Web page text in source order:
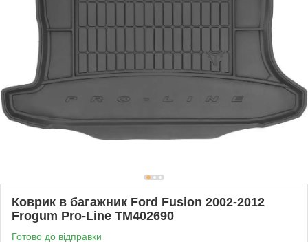
Коврик в багажник Ford Fusion 2002-2012
Frogum Pro-Line TM402690
Готово до відправки